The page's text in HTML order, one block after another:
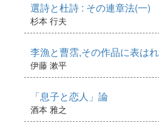
選詩と杜詩 : その連章法(一)
杉本 行夫
李漁と曹霑,その作品に表は
伊藤 漱平
「息子と恋人」論
酒本 雅之